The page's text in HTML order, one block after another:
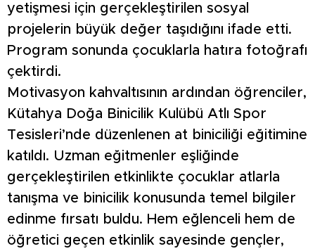
yetişmesi için gerçekleştirilen sosyal
projelerin büyük değer taşıdığını ifade etti.
Program sonunda çocuklarla hatıra fotoğrafı
çektirdi.
Motivasyon kahvaltısının ardından öğrenciler,
Kütahya Doğa Binicilik Kulübü Atlı Spor
Tesisleri’nde düzenlenen at biniciliği eğitimine
katıldı. Uzman eğitmenler eşliğinde
gerçekleştirilen etkinlikte çocuklar atlarla
tanışma ve binicilik konusunda temel bilgiler
edinme fırsatı buldu. Hem eğlenceli hem de
öğretici geçen etkinlik sayesinde gençler,